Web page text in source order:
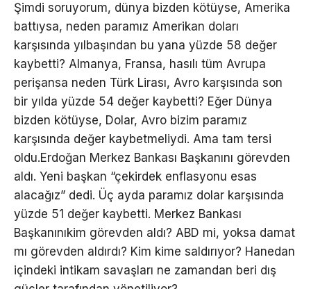
Şimdi soruyorum, dünya bizden kötüyse, Amerika
battıysa, neden paramız Amerikan doları
karşısında yılbaşından bu yana yüzde 58 değer
kaybetti? Almanya, Fransa, hasılı tüm Avrupa
perişansa neden Türk Lirası, Avro karşısında son
bir yılda yüzde 54 değer kaybetti? Eğer Dünya
bizden kötüyse, Dolar, Avro bizim paramız
karşısında değer kaybetmeliydi. Ama tam tersi
oldu.Erdoğan Merkez Bankası Başkanını görevden
aldı. Yeni başkan “çekirdek enflasyonu esas
alacağız” dedi. Üç ayda paramız dolar karşısında
yüzde 51 değer kaybetti. Merkez Bankası
Başkanınıkim görevden aldı? ABD mi, yoksa damat
mı görevden aldırdı? Kim kime saldırıyor? Hanedan
içindeki intikam savaşları ne zamandan beri dış